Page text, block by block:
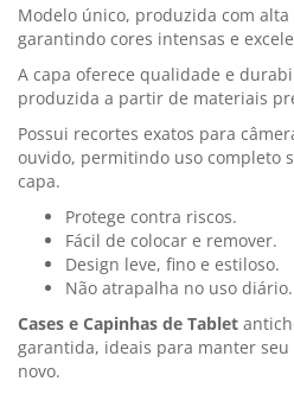
Modelo único, produzida com
garantindo cores intensas e
A capa oferece qualidade e
produzida a partir de materiais
Possui recortes exatos para
ouvido, permitindo uso completo
capa.
Protege contra riscos.
Fácil de colocar e remover.
Design leve, fino e estiloso.
Não atrapalha no uso diário.
Cases e Capinhas de Tablet
garantida, ideais para manter seu
novo.